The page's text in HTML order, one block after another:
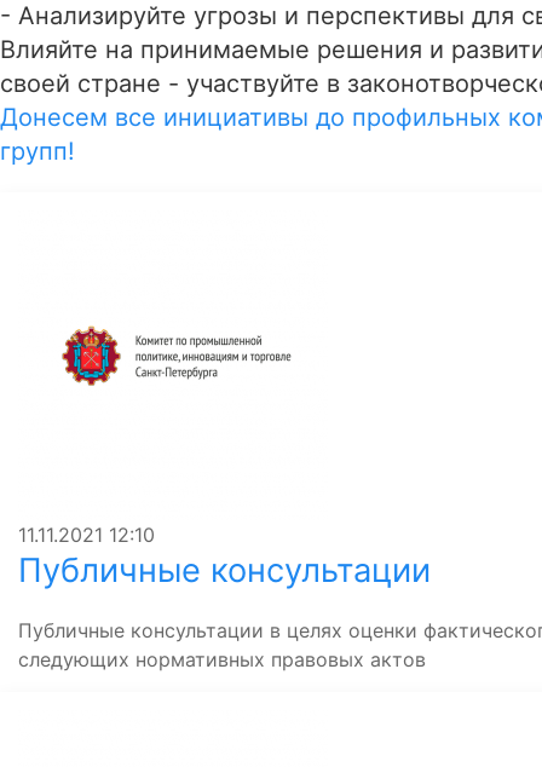
- Анализируйте угрозы и перспективы для
Влияйте на принимаемые решения и
своей стране - участвуйте в
Донесем все инициативы до профильных
групп!
11.11.2021 12:10
Публичные консультации
Публичные консультации в целях оценки
следующих нормативных правовых актов